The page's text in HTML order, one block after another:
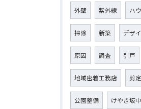
外壁 紫外線 ハ
掃除 新築 デザ
原因 調査 引戸
地域密着工務店 剪定
公園整備 けやき坂